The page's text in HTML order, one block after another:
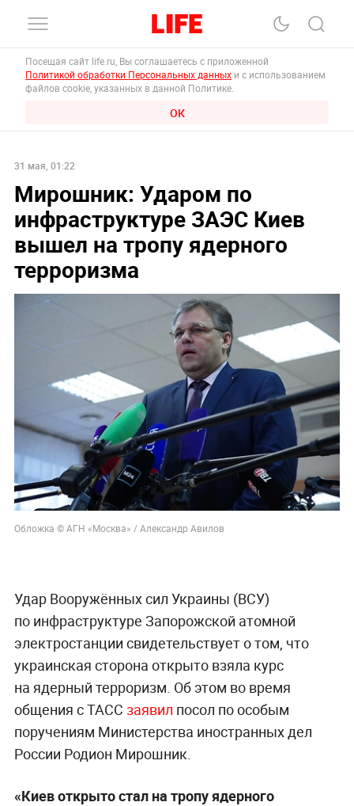
Посещая сайт life.ru, Вы соглашаетесь с приложенной
Политикой обработки Персональных данных и с использованием
файлов cookie, указанных в данной Политике.
ОК
31 мая, 01:22
Мирошник: Ударом по
инфраструктуре ЗАЭС Киев
вышел на тропу ядерного
терроризма
Обложка © АГН «Москва» / Александр Авилов
Удар Вооружённых сил Украины (ВСУ)
по инфраструктуре Запорожской атомной
электростанции свидетельствует о том, что
украинская сторона открыто взяла курс
на ядерный терроризм. Об этом во время
общения с ТАСС заявил посол по особым
поручениям Министерства иностранных дел
России Родион Мирошник.
«Киев открыто стал на тропу ядерного